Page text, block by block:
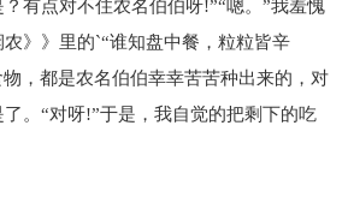
有点对不住农名伯伯呀!”“嗯。”我羞愧
》》里的`“谁知盘中餐，粒粒皆辛
，都是农名伯伯幸幸苦苦种出来的，对
。“对呀!”于是，我自觉的把剩下的吃